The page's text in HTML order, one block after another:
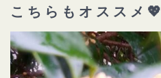
こちらもオススメ💖